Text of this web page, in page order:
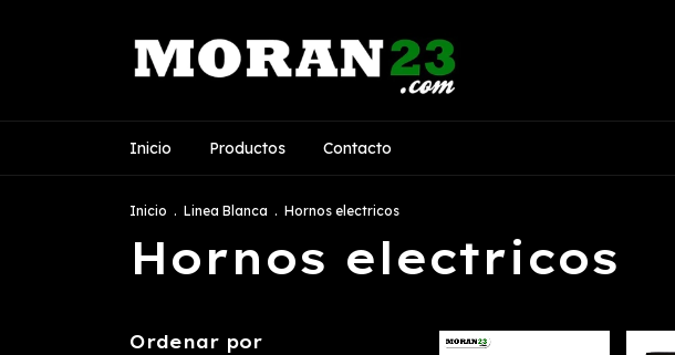
Inicio Productos Contacto
Inicio . Linea Blanca . Hornos electricos
Hornos electricos
Ordenar por